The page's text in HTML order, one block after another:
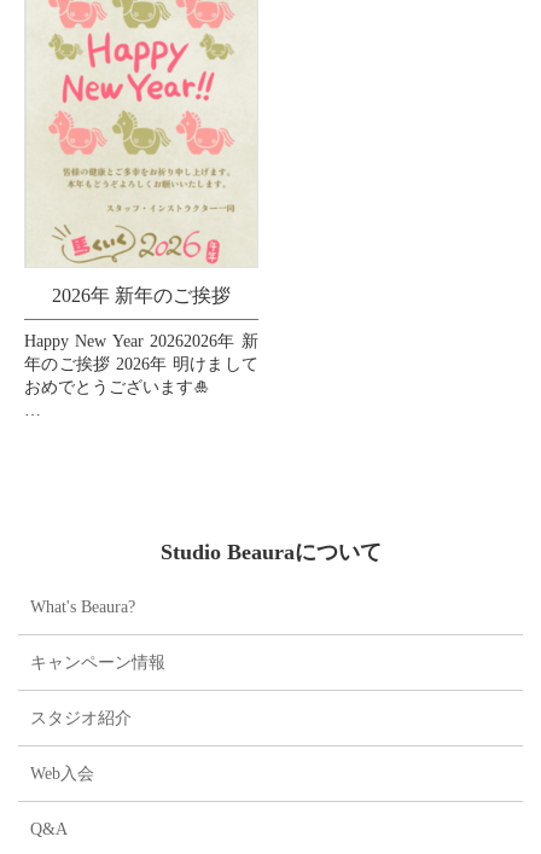
2026年 新年のご挨拶
Happy New Year 20262026年 新
年のご挨拶 2026年 明けまして
おめでとうございます🎍
Studio Beauraについて
What's Beaura?
キャンペーン情報
スタジオ紹介
Web入会
Q&A